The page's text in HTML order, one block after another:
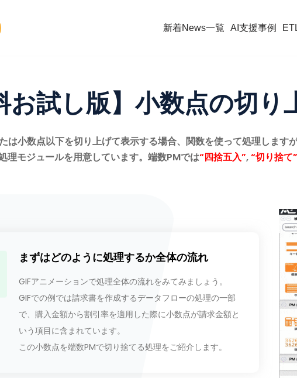
新着News一覧 AI支援事例
お試し版】小数点の切り
は小数点以下を切り上げて表示する場合、関数を使って処理しますが
理モジュールを用意しています。端数PMでは“四捨五入”,“切り捨て”
まずはどのように処理するか全体の流れ
GIFアニメーションで処理全体の流れをみてみましょう。
GIFでの例では請求書を作成するデータフローの処理の一部
で、購入金額から割引率を適用した際に小数点が請求金額と
いう項目に含まれています。
この小数点を端数PMで切り捨てる処理をご紹介します。